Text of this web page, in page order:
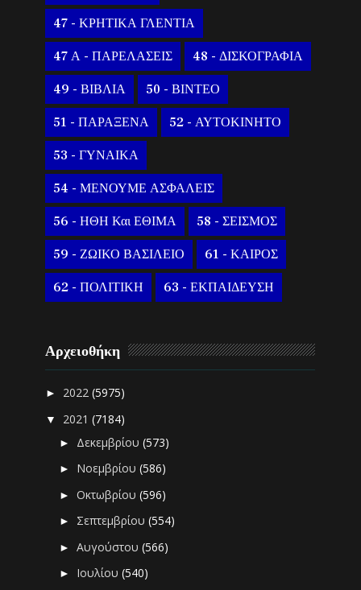
47 - ΚΡΗΤΙΚΑ ΓΛΕΝΤΙΑ
47 Α - ΠΑΡΕΛΑΣΕΙΣ 48 - ΔΙΣΚΟΓΡΑΦΙΑ
49 - ΒΙΒΛΙΑ 50 - ΒΙΝΤΕΟ
51 - ΠΑΡΑΞΕΝΑ 52 - ΑΥΤΟΚΙΝΗΤΟ
53 - ΓΥΝΑΙΚΑ
54 - ΜΕΝΟΥΜΕ ΑΣΦΑΛΕΙΣ
56 - ΗΘΗ Και ΕΘΙΜΑ 58 - ΣΕΙΣΜΟΣ
59 - ΖΩΙΚΟ ΒΑΣΙΛΕΙΟ 61 - ΚΑΙΡΟΣ
62 - ΠΟΛΙΤΙΚΗ 63 - ΕΚΠΑΙΔΕΥΣΗ
Αρχειοθήκη
► 2022(5975)
▼ 2021(7184)
► Δεκεμβρίου(573)
► Νοεμβρίου(586)
►Οκτωβρίου(596)
► Σεπτεμβρίου(554)
►Αυγούστου(566)
► Ιουλίου(540)